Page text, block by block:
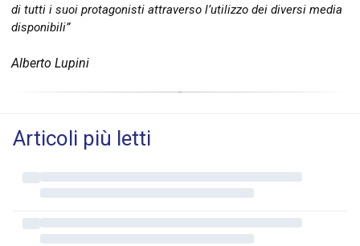
di tutti i suoi protagonisti attraverso l’utilizzo dei diversi media
disponibili”
Alberto Lupini
Articoli più letti